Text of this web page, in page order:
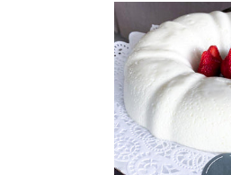
Gelatina
de
Yogurt
Light